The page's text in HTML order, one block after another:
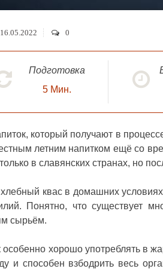
16.05.2022 0
Подготовка
5 Мин.
который получают в
летним напитком ещё со
в славянских странах, но
хлебный квас в домашних
Понятно, что существует
сырьём.
особенно хорошо употреблять в
и способен взбодрить весь